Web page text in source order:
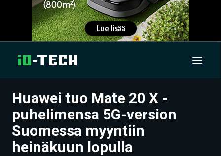
UUTISET
ARTIKKELIT
VIDEOT
Huawei tuo Mate 20 X -
puhelimensa 5G-version
Suomessa myyntiin
heinäkuun lopulla